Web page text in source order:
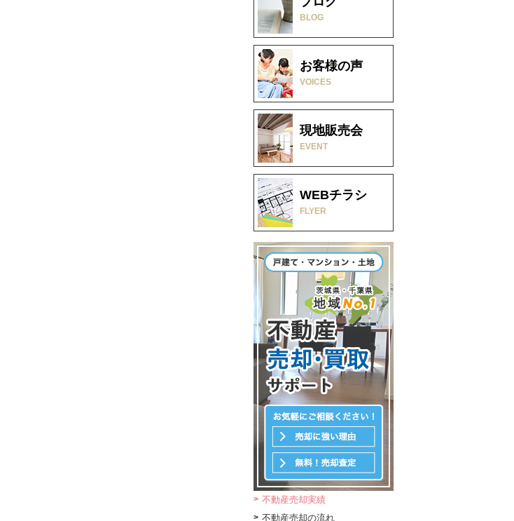
BLOG
お客様の声
VOICES
現地販売会
EVENT
WEBチラシ
FLYER
不動産売却実績
不動産売却の流れ